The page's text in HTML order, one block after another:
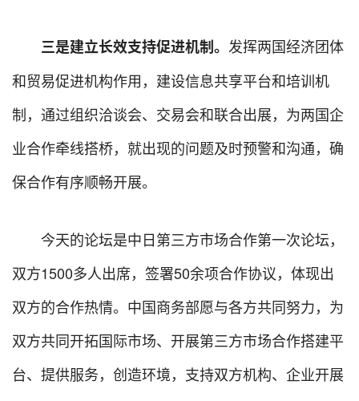
三是建立长效支持促进机制。 发挥两国经济团体
和贸易促进机构作用，建设信息共享平台和培训机
制，通过组织洽谈会、交易会和联合出展，为两国企
业合作牵线搭桥，就出现的问题及时预警和沟通，确
保合作有序顺畅开展。
今天的论坛是中日第三方市场合作第一次论坛，
双方1500多人出席，签署50余项合作协议，体现出
双方的合作热情。中国商务部愿与各方共同努力，为
双方共同开拓国际市场、开展第三方市场合作搭建平
台、提供服务，创造环境，支持双方机构、企业开展